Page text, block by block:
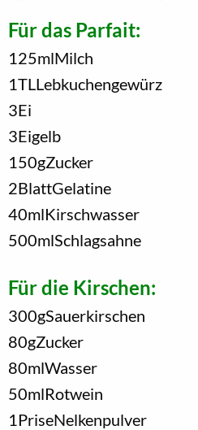
Für das Parfait:
125mlMilch
1TL Lebkuchengewürz
3Ei
3Eigelb
150gZucker
2BlattGelatine
40mlKirschwasser
500mlSchlagsahne
Für die Kirschen:
300gSauerkirschen
80gZucker
80mlWasser
50mlRotwein
1 PriseNelkenpulver